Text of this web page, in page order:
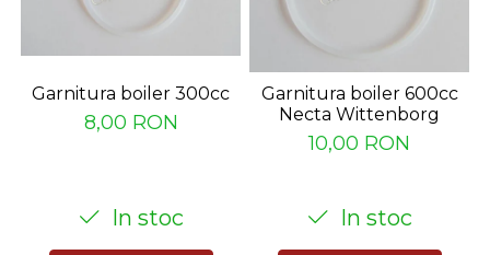
Garnitura boiler 300cc
8,00 RON
In stoc
Garnitura boiler 600cc
Necta Wittenborg
10,00 RON
In stoc